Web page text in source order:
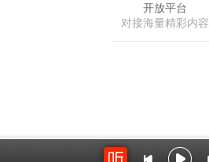
开放平台
对接海量精彩内容